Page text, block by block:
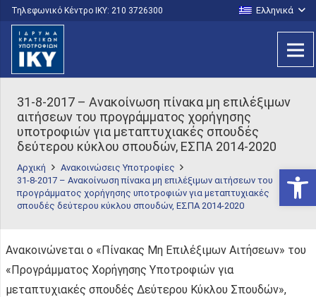
Τηλεφωνικό Κέντρο IKY: 210 3726300 Ελληνικά
31-8-2017 – Ανακοίνωση πίνακα μη επιλέξιμων
αιτήσεων του προγράμματος χορήγησης
υποτροφιών για μεταπτυχιακές σπουδές
δεύτερου κύκλου σπουδών, ΕΣΠΑ 2014-2020
Αρχική
Ανακοινώσεις Υποτροφίες
31-8-2017 – Ανακοίνωση πίνακα μη επιλέξιμων αιτήσεων του
προγράμματος χορήγησης υποτροφιών για μεταπτυχιακές
σπουδές δεύτερου κύκλου σπουδών, ΕΣΠΑ 2014-2020
Ανακοινώνεται ο «Πίνακας Μη Επιλέξιμων Αιτήσεων» του
«Προγράμματος Χορήγησης Υποτροφιών για
μεταπτυχιακές σπουδές Δεύτερου Κύκλου Σπουδών»,